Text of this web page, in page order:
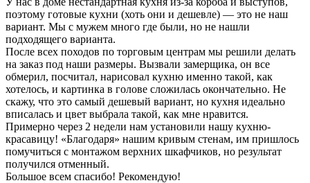
поэтому готовые кухни (хоть они и дешевле) — это не наш
вариант. Мы с мужем много где были, но не нашли
подходящего варианта.
После всех походов по торговым центрам мы решили делать
на заказ под наши размеры. Вызвали замерщика, он все
обмерил, посчитал, нарисовал кухню именно такой, как
хотелось, и картинка в голове сложилась окончательно. Не
скажу, что это самый дешевый вариант, но кухня идеально
вписалась и цвет выбрала такой, как мне нравится.
Примерно через 2 недели нам установили нашу кухню-
красавицу! «Благодаря» нашим кривым стенам, им пришлось
помучиться с монтажом верхних шкафчиков, но результат
получился отменный.
Большое всем спасибо! Рекомендую!